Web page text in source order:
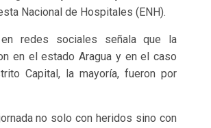
Nacional de Hospitales (ENH).
en redes sociales señala que la
en el estado Aragua y en el caso
Capital, la mayoría, fueron por
no solo con heridos sino con